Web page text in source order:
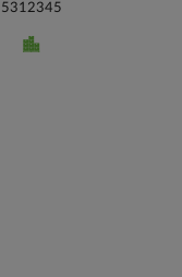
5312345